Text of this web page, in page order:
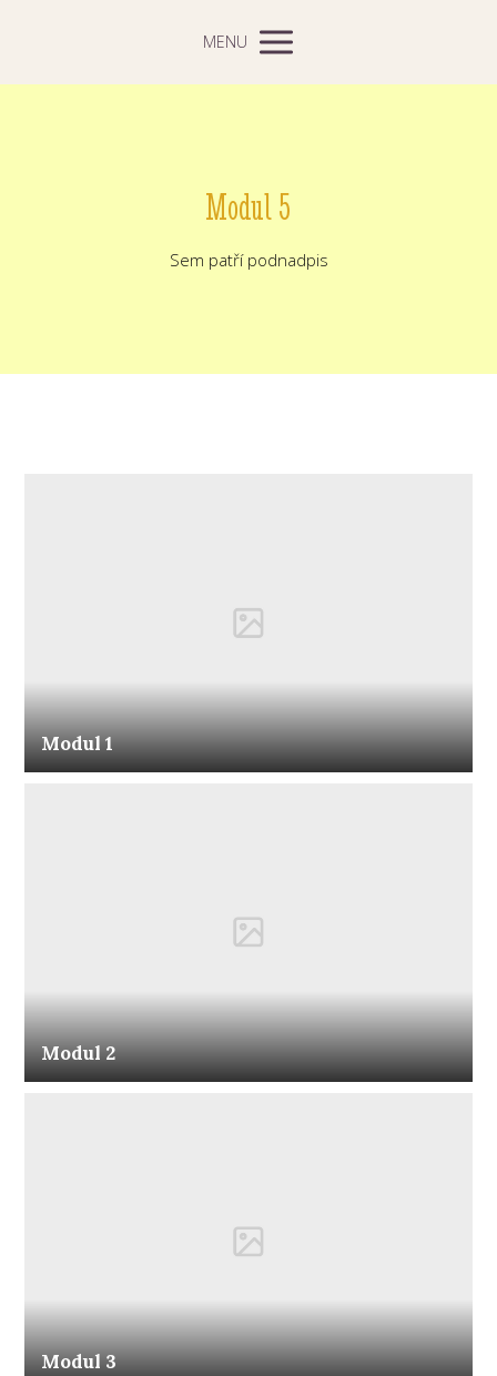
MENU
Modul 5
Sem patří podnadpis
Modul 1
Modul 2
Modul 3